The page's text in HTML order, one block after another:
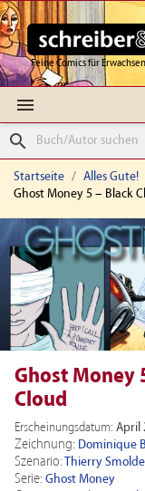
Feine Comics für

search
Startseite Alles Gute!
Ghost Money 5 – Black
Ghost Money
Cloud
Erscheinungsdatum: April
Zeichnung: Dominique
Szenario: Thierry
Serie: Ghost Money